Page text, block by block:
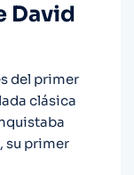
David
del primer
clásica
su primer